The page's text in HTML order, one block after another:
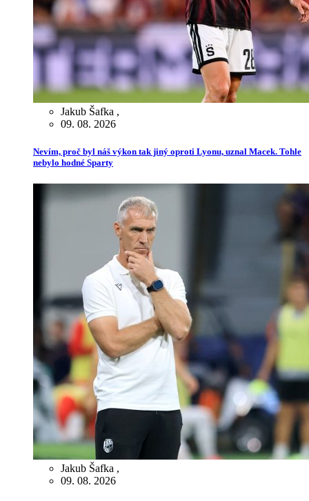
Jakub Šafka ,
09. 08. 2026
Nevím, proč byl náš výkon tak jiný oproti Lyonu, uznal Macek. Tohle
nebylo hodné Sparty
Jakub Šafka ,
09. 08. 2026